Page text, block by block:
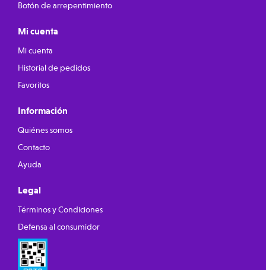
Botón de arrepentimiento
Mi cuenta
Mi cuenta
Historial de pedidos
Favoritos
Información
Quiénes somos
Contacto
Ayuda
Legal
Términos y Condiciones
Defensa al consumidor